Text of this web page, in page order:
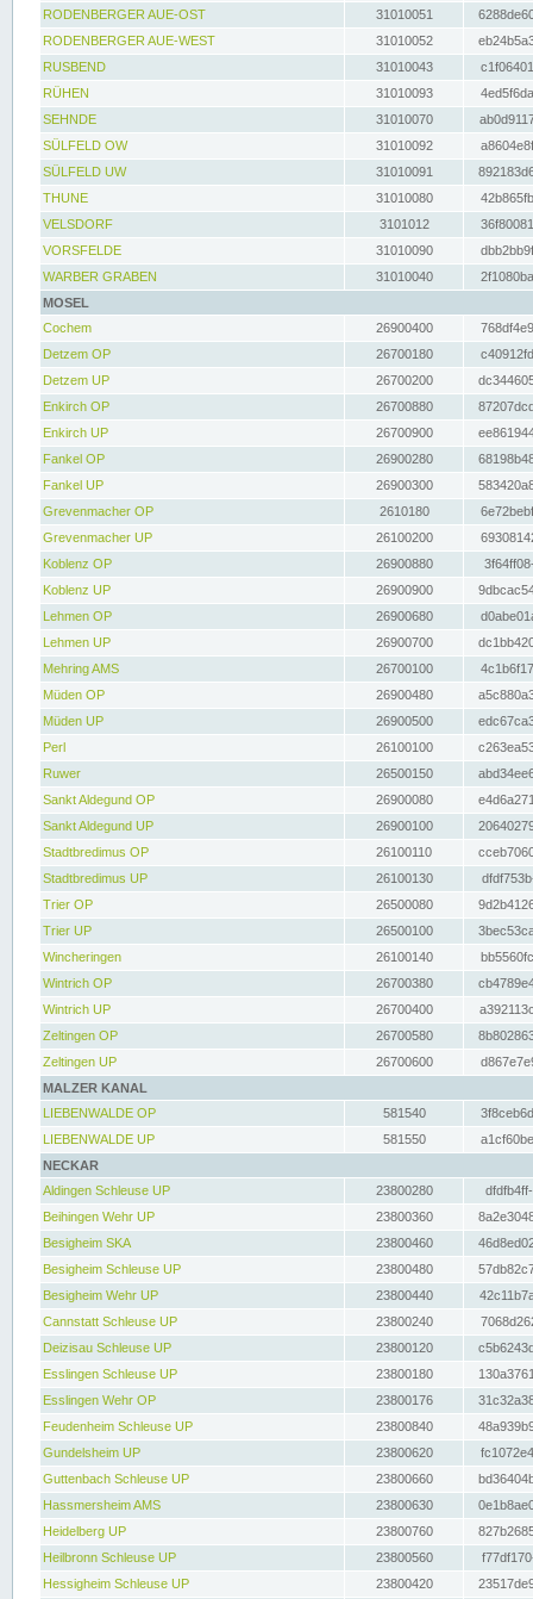
RODENBERGER AUE-OST
31010051
RODENBERGER AUE-WEST
31010052
RUSBEND
31010043
RÜHEN
31010093
SEHNDE
31010070
SÜLFELD OW
31010092
SÜLFELD UW
31010091
THUNE
31010080
VELSDORF
3101012
VORSFELDE
31010090
WARBER GRABEN
31010040
MOSEL
Cochem
26900400
Detzem OP
26700180
Detzem UP
26700200
Enkirch OP
26700880
Enkirch UP
26700900
Fankel OP
26900280
Fankel UP
26900300
Grevenmacher OP
2610180
Grevenmacher UP
26100200
Koblenz OP
26900880
Koblenz UP
26900900
Lehmen OP
26900680
Lehmen UP
26900700
Mehring AMS
26700100
Müden OP
26900480
Müden UP
26900500
Perl
26100100
Ruwer
26500150
Sankt Aldegund OP
26900080
Sankt Aldegund UP
26900100
Stadtbredimus OP
26100110
Stadtbredimus UP
26100130
Trier OP
26500080
Trier UP
26500100
Wincheringen
26100140
Wintrich OP
26700380
Wintrich UP
26700400
Zeltingen OP
26700580
Zeltingen UP
26700600
MALZER KANAL
LIEBENWALDE OP
581540
LIEBENWALDE UP
581550
NECKAR
Aldingen Schleuse UP
23800280
Beihingen Wehr UP
23800360
Besigheim SKA
23800460
Besigheim Schleuse UP
23800480
Besigheim Wehr UP
23800440
Cannstatt Schleuse UP
23800240
Deizisau Schleuse UP
23800120
Esslingen Schleuse UP
23800180
Esslingen Wehr OP
23800176
Feudenheim Schleuse UP
23800840
Gundelsheim UP
23800620
Guttenbach Schleuse UP
23800660
Hassmersheim AMS
23800630
Heidelberg UP
23800760
Heilbronn Schleuse UP
23800560
Hessigheim Schleuse UP
23800420